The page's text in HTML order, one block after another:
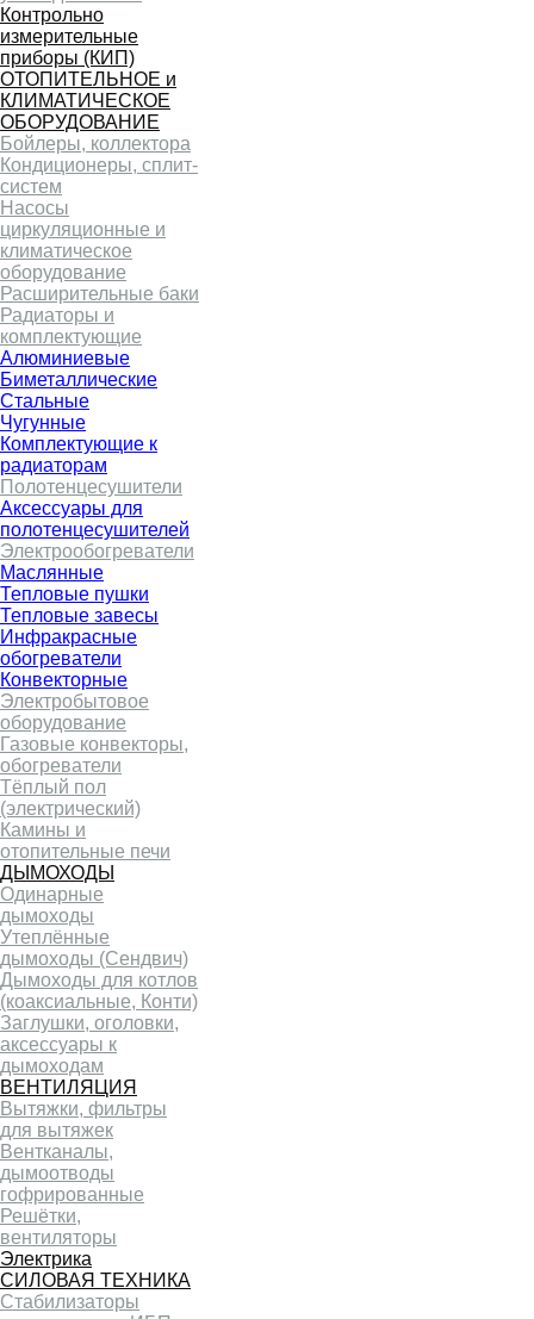
Контрольно
измерительные
приборы (КИП)
ОТОПИТЕЛЬНОЕ и
КЛИМАТИЧЕСКОЕ
ОБОРУДОВАНИЕ
Бойлеры, коллектора
Кондиционеры, сплит-
систем
Насосы
циркуляционные и
климатическое
оборудование
Расширительные баки
Радиаторы и
комплектующие
Алюминиевые
Биметаллические
Стальные
Чугунные
Комплектующие к
радиаторам
Полотенцесушители
Аксессуары для
полотенцесушителей
Электрообогреватели
Маслянные
Тепловые пушки
Тепловые завесы
Инфракрасные
обогреватели
Конвекторные
Электробытовое
оборудование
Газовые конвекторы,
обогреватели
Тёплый пол
(электрический)
Камины и
отопительные печи
ДЫМОХОДЫ
Одинарные
дымоходы
Утеплённые
дымоходы (Сендвич)
Дымоходы для котлов
(коаксиальные, Конти)
Заглушки, оголовки,
аксессуары к
дымоходам
ВЕНТИЛЯЦИЯ
Вытяжки, фильтры
для вытяжек
Вентканалы,
дымоотводы
гофрированные
Решётки,
вентиляторы
Электрика
СИЛОВАЯ ТЕХНИКА
Стабилизаторы